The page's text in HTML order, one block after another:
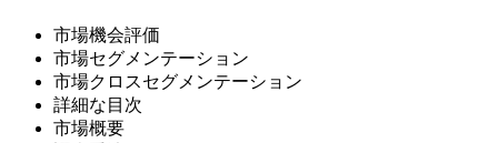
市場機会評価
市場セグメンテーション
市場クロスセグメンテーション
詳細な目次
市場概要